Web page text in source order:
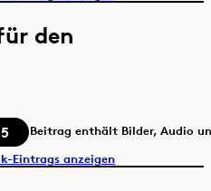
den
Beitrag enthält Bilder, Audio
Eintrags anzeigen